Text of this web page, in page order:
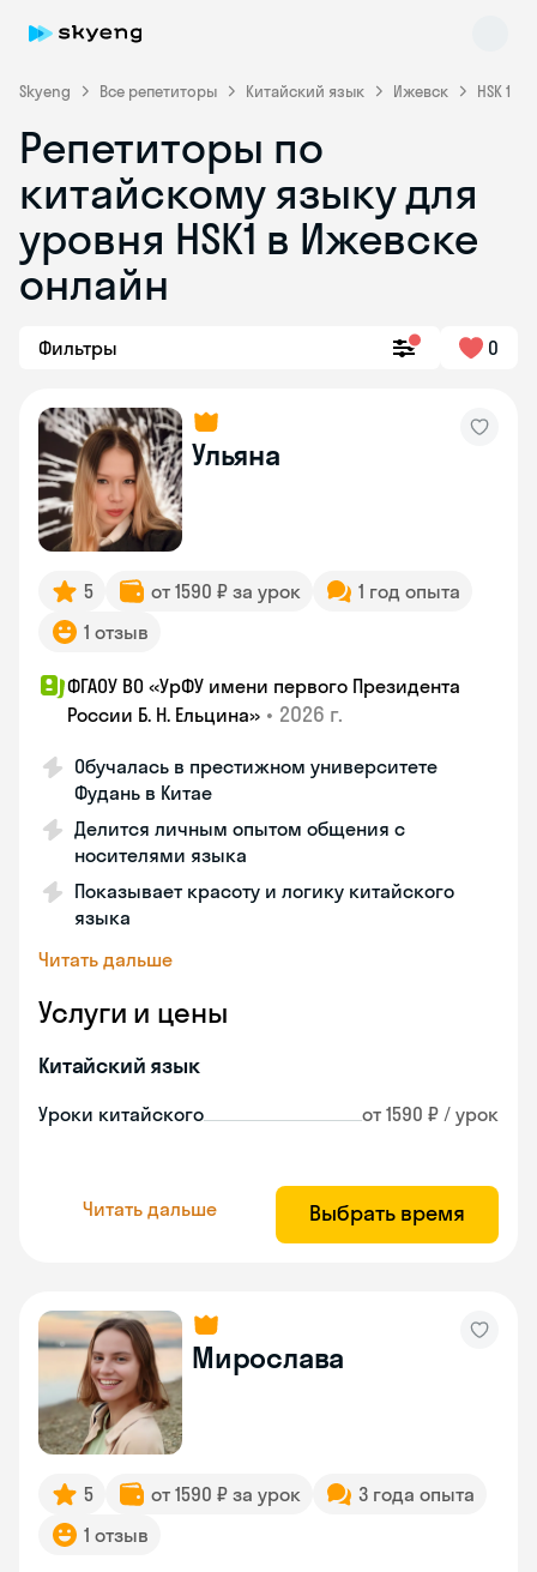
Skyeng Все репетиторы Китайский язык Ижевск HSK 1
Репетиторы по
китайскому языку для
уровня HSK1 в Ижевске
онлайн
Фильтры 0
Ульяна
5 от 1590 ₽ за урок
1 год опыта
1 отзыв
ФГАОУ ВО «УрФУ имени первого Президента
России Б. Н. Ельцина» • 2026 г.
Обучалась в престижном университете
Фудань в Китае
Делится личным опытом общения с
носителями языка
Показывает красоту и логику китайского
языка
Читать дальше
Услуги и цены
Китайский язык
Уроки китайского от 1590 ₽ / урок
Читать дальше Выбрать время
Мирослава
5 от 1590 ₽ за урок
3 года опыта
1 отзыв